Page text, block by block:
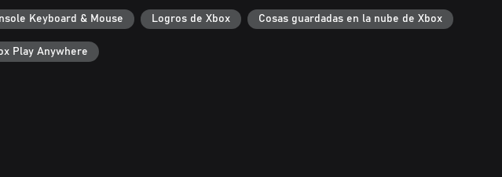
Keyboard & Mouse Logros de Xbox Cosas guardadas en la nube de Xbox
Play Anywhere